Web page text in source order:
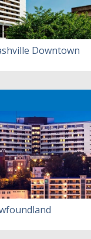
Downtown